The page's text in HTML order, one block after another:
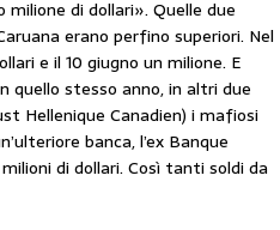
di dollari». Quelle due
erano perfino superiori. Nel
e il 10 giugno un milione. E
quello stesso anno, in altri due
Hellenique Canadien) i mafiosi
banca, l’ex Banque
di dollari. Così tanti soldi da